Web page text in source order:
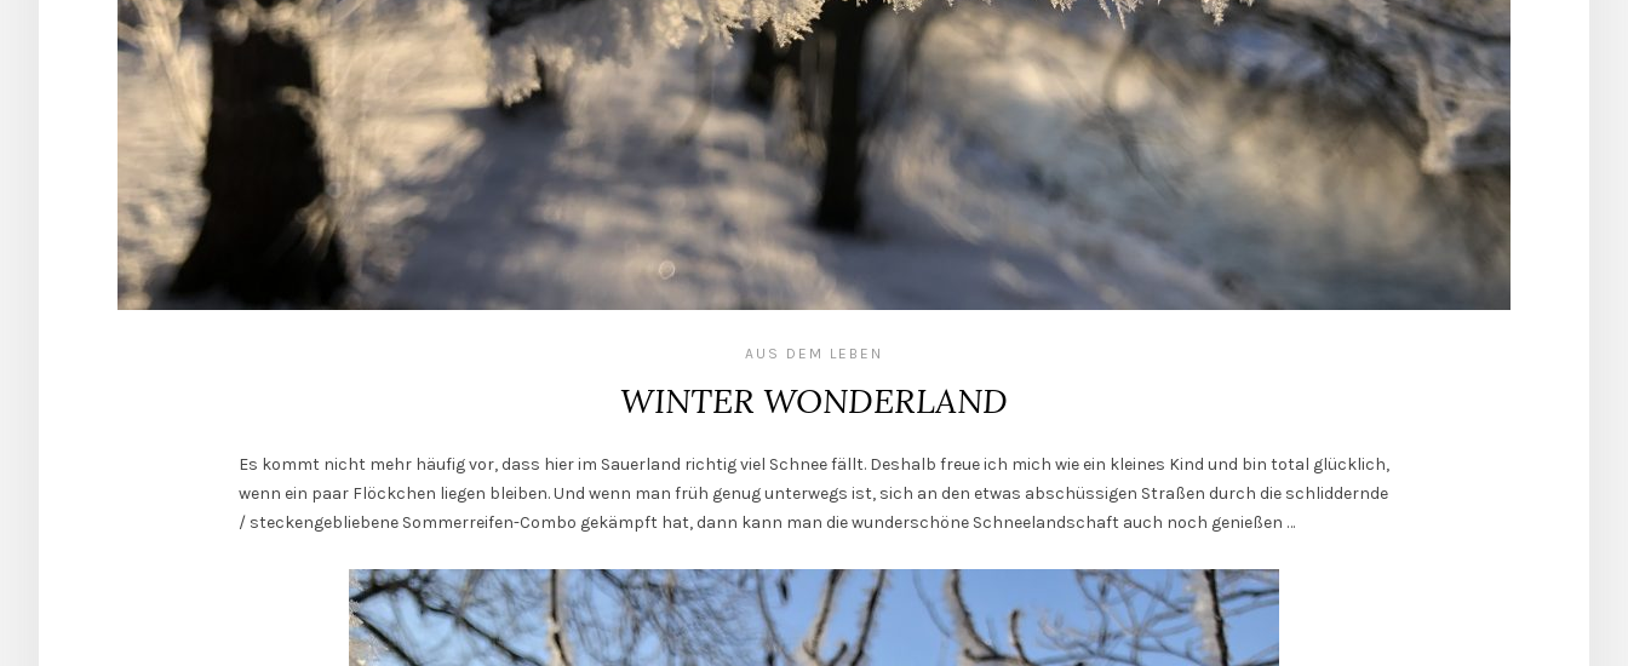
AUS DEM LEBEN
WINTER WONDERLAND
Es kommt nicht mehr häufig vor, dass hier im Sauerland richtig viel Schnee fällt. Deshalb freue ich mich wie ein kleines Kind und bin total glücklich,
wenn ein paar Flöckchen liegen bleiben. Und wenn man früh genug unterwegs ist, sich an den etwas abschüssigen Straßen durch die schliddernde
/ steckengebliebene Sommerreifen-Combo gekämpft hat, dann kann man die wunderschöne Schneelandschaft auch noch genießen …